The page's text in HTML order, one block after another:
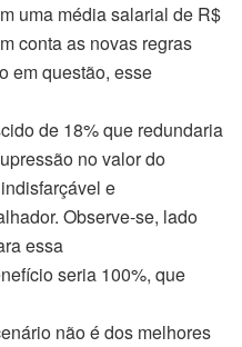
uma média salarial de R$
conta as novas regras
em questão, esse
de 18% que redundaria
no valor do
e
Observe-se, lado
essa
seria 100%, que
não é dos melhores